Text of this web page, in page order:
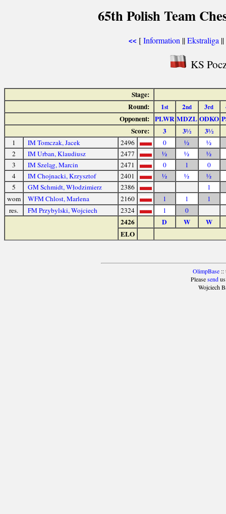
65th Polish Team
<< [Information ||Ekstraliga ||
KS
Stage:
Round:
1st 2nd 3rd
Opponent: PLWR MDZL ODKO
Score:
3 3½ 3½
1 IM Tomczak, Jacek 2496 0 ½
½
2
IM Urban, Klaudiusz 2477 ½ ½
½
3
IM Szeląg, Marcin 2471 0 1
0
4
IM Chojnacki, Krzysztof 2401 ½ ½
½
5
GM Schmidt, Włodzimierz 2386
1
wom
WFM Chlost, Marlena 2160 1 1
1
res.
FM Przybylski, Wojciech 2324 1 0
2426 D W
W
ELO
OlimpBase ::
Pleasesend
Wojciech